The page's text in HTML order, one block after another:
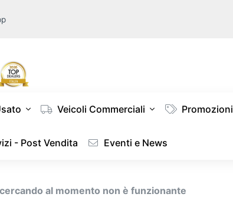
Veicoli Commerciali Promozioni
- Post Vendita Eventi e News
al momento non è funzionante